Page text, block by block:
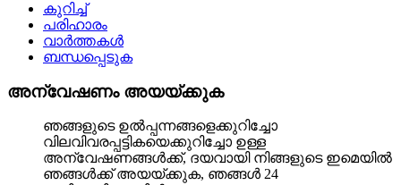
കുറിച്ച്
പരിഹാരം
വാർത്തകൾ
ബന്ധപ്പെടുക
അന്വേഷണം അയയ്ക്കുക
ഞങ്ങളുടെ ഉൽപ്പന്നങ്ങളെക്കുറിച്ചോ
വിലവിവരപ്പട്ടികയെക്കുറിച്ചോ ഉള്ള
അന്വേഷണങ്ങൾക്ക്, ദയവായി നിങ്ങളുടെ ഇമെയിൽ
ഞങ്ങൾക്ക് അയയ്ക്കുക, ഞങ്ങൾ 24